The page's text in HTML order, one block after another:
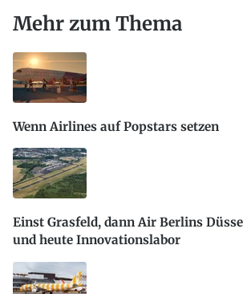
Mehr zum Thema
Wenn Airlines auf Popstars setzen
Einst Grasfeld, dann Air Berlins
und heute Innovationslabor